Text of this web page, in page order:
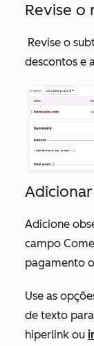
Revise o
Revise o
descontos e
Adicione
campo
pagamento
Use as
de texto
hiperlink ou